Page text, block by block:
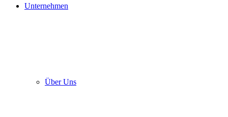
Unternehmen
Über Uns